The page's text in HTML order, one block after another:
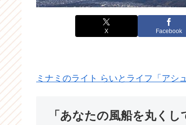
X Facebook
ミナミのライト らいとライフ「アシ
「あなたの風船を丸く